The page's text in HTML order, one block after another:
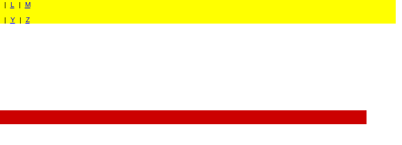
| L |
M
| Y | Z